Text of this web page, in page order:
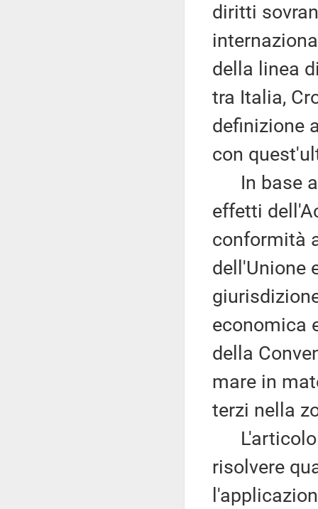
diritti
della linea
tra Italia,
definizione
con
In base
effetti
conformità
dell'Unione
economica
della
mare in
terzi nella
L'articolo
risolvere